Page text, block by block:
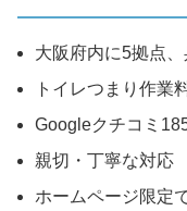
大阪府内に5拠点
トイレつまり作業
Googleクチコミ
親切・丁寧な対応
ホームページ限定